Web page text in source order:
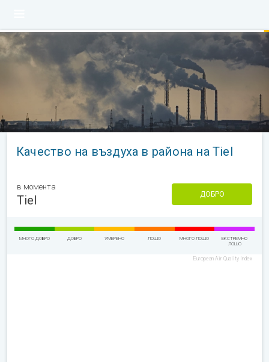
Качество на въздуха в района на Tiel
в момента
Tiel ДОБРО
МНОГО ДОБРО ДОБРО УМЕРЕНО ЛОШО МНОГО ЛОШО
ЕКСТРЕМНО
ЛОШО
European Air Quality Index